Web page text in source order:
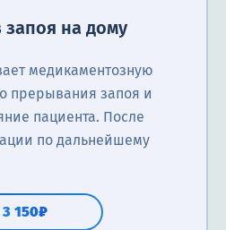
на дому
медикаментозную
прерывания запоя и
пациента. После
по дальнейшему
3 150₽